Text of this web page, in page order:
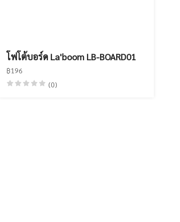
โฟโต้บอร์ด La'boom LB-BOARD01
฿196
(0)